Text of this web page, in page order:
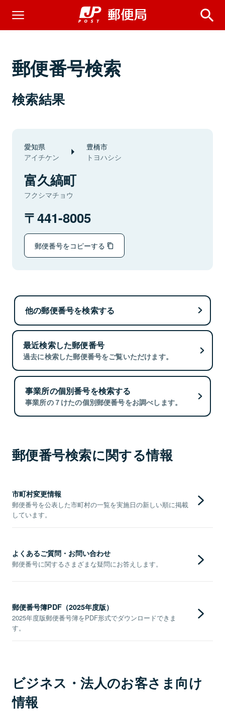
郵便番号検索
検索結果
愛知県
アイチケン
豊橋市
トヨハシシ
富久縞町
フクシマチョウ
441-8005
郵便番号をコピーする
他の郵便番号を検索する
最近検索した郵便番号
過去に検索した郵便番号をご覧いただけます。
事業所の個別番号を検索する
事業所の７けたの個別郵便番号をお調べします。
郵便番号検索に関する情報
市町村変更情報
郵便番号を公表した市町村の一覧を実施日の新しい順に掲載
しています。
よくあるご質問・お問い合わせ
郵便番号に関するさまざまな疑問にお答えします。
郵便番号簿PDF（2025年度版）
2025年度版郵便番号簿をPDF形式でダウンロードできま
す。
ビジネス・法人のお客さま向け
情報